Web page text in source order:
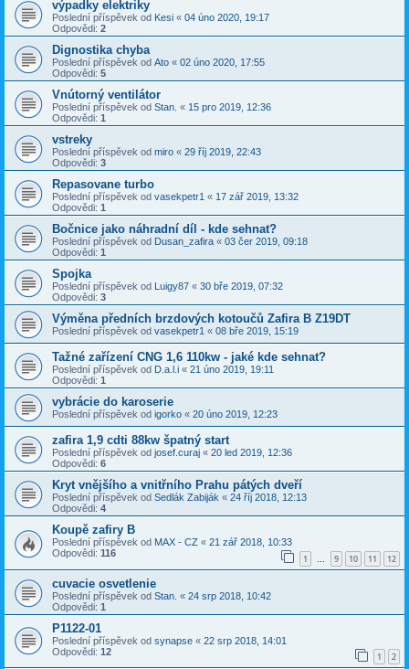
výpadky elektriky
Poslední příspěvek od Kesi « 04 úno 2020, 19:17
Odpovědi: 2
Dignostika chyba
Poslední příspěvek od Ato « 02 úno 2020, 17:55
Odpovědi: 5
Vnútorný ventilátor
Poslední příspěvek od Stan. « 15 pro 2019, 12:36
Odpovědi: 1
vstreky
Poslední příspěvek od miro « 29 říj 2019, 22:43
Odpovědi: 3
Repasovane turbo
Poslední příspěvek od vasekpetr1 « 17 zář 2019, 13:32
Odpovědi: 1
Bočnice jako náhradní díl - kde sehnat?
Poslední příspěvek od Dusan_zafira « 03 čer 2019, 09:18
Odpovědi: 1
Spojka
Poslední příspěvek od Luigy87 « 30 bře 2019, 07:32
Odpovědi: 3
Výměna předních brzdových kotoučů Zafira B Z19DT
Poslední příspěvek od vasekpetr1 « 08 bře 2019, 15:19
Tažné zařízení CNG 1,6 110kw - jaké kde sehnat?
Poslední příspěvek od D.a.l.i « 21 úno 2019, 19:11
Odpovědi: 1
vybrácie do karoserie
Poslední příspěvek od igorko « 20 úno 2019, 12:23
zafira 1,9 cdti 88kw špatný start
Poslední příspěvek od josef.curaj « 20 led 2019, 12:36
Odpovědi: 6
Kryt vnějšího a vnitřního Prahu pátých dveří
Poslední příspěvek od Sedlák Zabiják « 24 říj 2018, 12:13
Odpovědi: 4
Koupě zafiry B
Poslední příspěvek od MAX - CZ « 21 zář 2018, 10:33
Odpovědi: 116 1 … 9 10 11 12
cuvacie osvetlenie
Poslední příspěvek od Stan. « 24 srp 2018, 10:42
Odpovědi: 1
P1122-01
Poslední příspěvek od synapse « 22 srp 2018, 14:01
Odpovědi: 12 1 2